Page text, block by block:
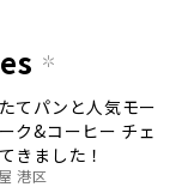
てパンと人気モー
ク&コーヒー チェ
きました！
港区